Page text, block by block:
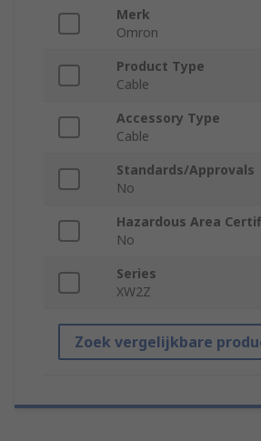
Merk
Omron
Product Type
Cable
Accessory Type
Cable
Standards/Approvals
No
Hazardous Area
No
Series
XW2Z
Zoek vergelijkbare